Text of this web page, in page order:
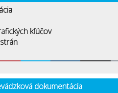
kľúčov
dokumentácia